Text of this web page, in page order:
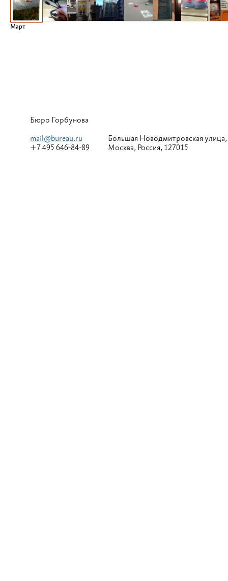
Март
Бюро Горбунова
mail@bureau.ru
+7 495 646-84-89
Большая Новодмитровская улица,
Москва, Россия, 127015